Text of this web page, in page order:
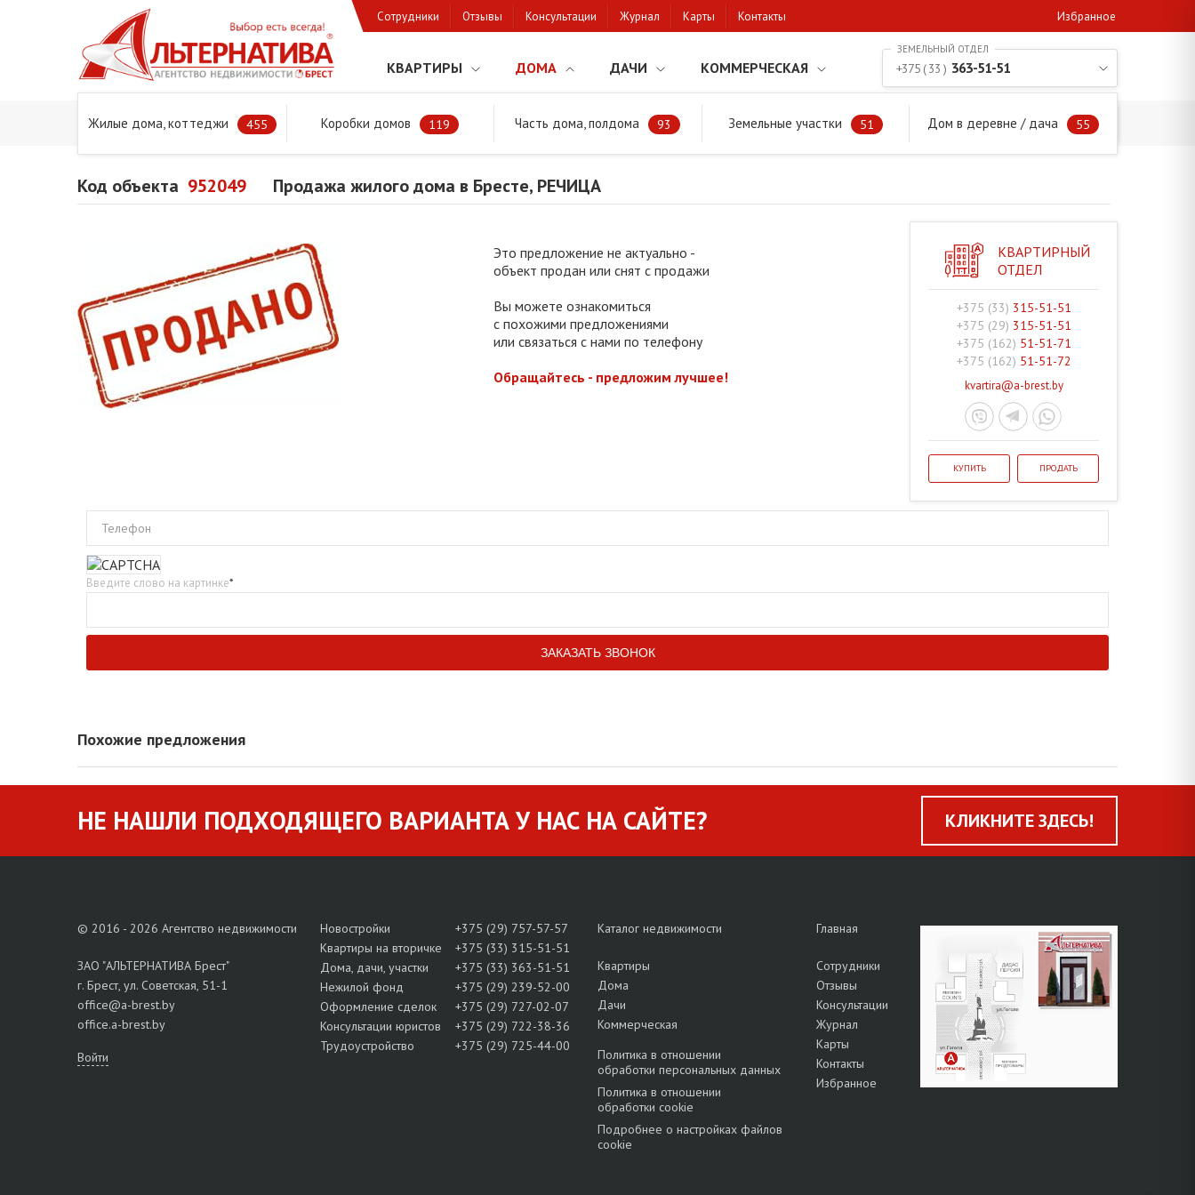
Сотрудники Отзывы Консультации Журнал Карты Контакты Избранное
КВАРТИРЫ ДОМА ДАЧИ КОММЕРЧЕСКАЯ
Жилые дома, коттеджи 455 Коробки домов 119 Часть дома, полдома 93 Земельные участки 51 Дом в деревне / дача 55
+375 ( 33 ) 363-51-51
Главная Предложения Дома в Бресте и Брестском районе Продажа жилого дома в Бресте, РЕЧИЦА
Код объекта 952049 Продажа жилого дома в Бресте, РЕЧИЦА
Это предложение не актуально -
объект продан или снят с продажи
Вы можете ознакомиться
с похожими предложениями
или связаться с нами по телефону
Обращайтесь - предложим лучшее!
КВАРТИРНЫЙ
ОТДЕЛ
+375 (33) 315-51-51
+375 (29) 315-51-51
+375 (162) 51-51-71
+375 (162) 51-51-72
kvartira@a-brest.by
КУПИТЬ ПРОДАТЬ
Телефон
Введите слово на картинке*
Похожие предложения
НЕ НАШЛИ ПОДХОДЯЩЕГО ВАРИАНТА У НАС НА САЙТЕ? КЛИКНИТЕ ЗДЕСЬ!
© 2016 - 2026 Агентство недвижимости
ЗАО "АЛЬТЕРНАТИВА Брест"
г. Брест, ул. Советская, 51-1
office@a-brest.by
office.a-brest.by
Войти
Новостройки
+375 (29) 757-57-57
Квартиры на вторичке
+375 (33) 315-51-51
Дома, дачи, участки
+375 (33) 363-51-51
Нежилой фонд
+375 (29) 239-52-00
Оформление сделок
+375 (29) 727-02-07
Консультации юристов
+375 (29) 722-38-36
Трудоустройство
+375 (29) 725-44-00
Каталог недвижимости
Квартиры
Дома
Дачи
Коммерческая
Политика в отношении
обработки персональных данных
Политика в отношении
обработки cookie
Подробнее о настройках файлов
cookie
Главная
Сотрудники
Отзывы
Консультации
Журнал
Карты
Контакты
Избранное